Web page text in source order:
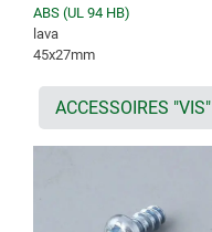
ABS (UL 94 HB)
lava
45x27mm
ACCESSOIRES "VIS"